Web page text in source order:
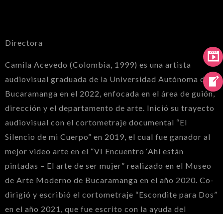
Directora
Camila Acevedo (Colombia, 1999) es una artista
audiovisual graduada de la Universidad Autónoma de
Bucaramanga en el 2022, enfocada en el área de guión,
dirección y el departamento de arte. Inició su trayecto
audiovisual con el cortometraje documental “El
Silencio de mi Cuerpo” en 2019, el cual fue ganador al
mejor video arte en el “VI Encuentro ‘Ahí están
pintadas – El arte de ser mujer” realizado en el Museo
de Arte Moderno de Bucaramanga en el año 2020. Co-
dirigió y escribió el cortometraje “Escondite para Dos”
en el año 2021, que fue escrito con la ayuda del